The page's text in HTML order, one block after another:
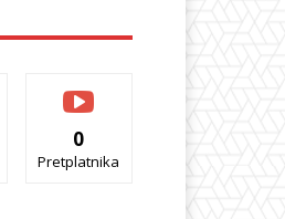
0
Pretplatnika